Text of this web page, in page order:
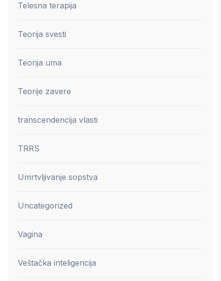
Telesna terapija
Teorija svesti
Teorija uma
Teorije zavere
transcendencija vlasti
TRRS
Umrtvljivanje sopstva
Uncategorized
Vagina
Veštačka inteligencija